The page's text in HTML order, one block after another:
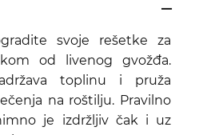
svoje rešetke za
od livenog gvožđa.
toplinu i pruža
na roštilju. Pravilno
je izdržljiv čak i uz